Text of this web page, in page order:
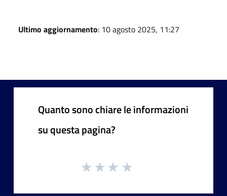
Ultimo aggiornamento: 10 agosto 2025, 11:27
Quanto sono chiare le informazioni
su questa pagina?